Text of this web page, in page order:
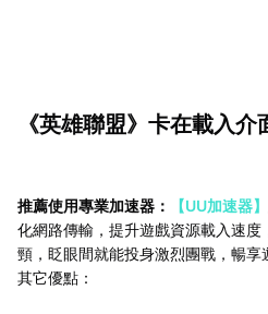
《英雄聯盟》卡在載入介
推薦使用專業加速器： 【UU加速器】
化網路傳輸，提升遊戲資源載入速
頸，眨眼間就能投身激烈團戰，暢
其它優點：